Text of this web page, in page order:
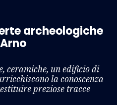
archeologiche
ceramiche, un edificio di
la conoscenza
preziose tracce